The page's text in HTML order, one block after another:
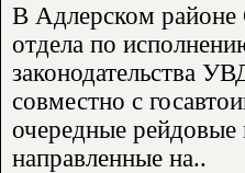
В Адлерском районе
отдела по
законодательства
совместно с
очередные рейдовые
направленные на..